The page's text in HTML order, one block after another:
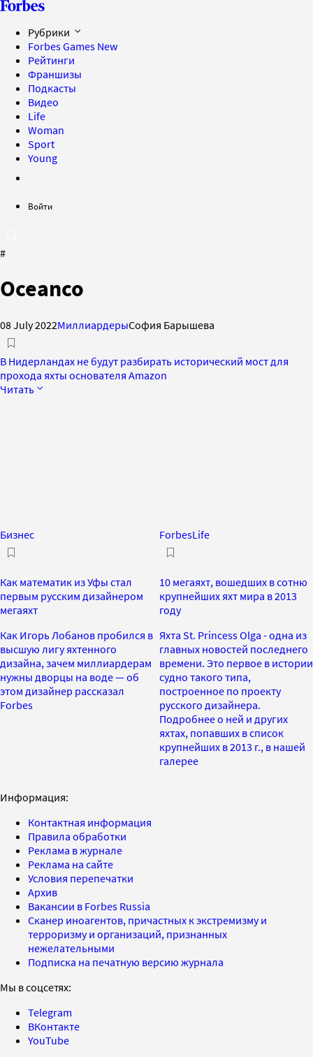
Рубрики
Forbes Games New
Рейтинги
Франшизы
Подкасты
Видео
Life
Woman
Sport
Young
Войти
#
Oceanco
08 July 2022МиллиардерыСофия Барышева
В Нидерландах не будут разбирать исторический мост для
прохода яхты основателя Amazon
Читать
Бизнес
Как математик из Уфы стал
первым русским дизайнером
мегаяхт
Как Игорь Лобанов пробился в
высшую лигу яхтенного
дизайна, зачем миллиардерам
нужны дворцы на воде — об
этом дизайнер рассказал
Forbes
ForbesLife
10 мегаяхт, вошедших в сотню
крупнейших яхт мира в 2013
году
Яхта St. Princess Olga - одна из
главных новостей последнего
времени. Это первое в истории
судно такого типа,
построенное по проекту
русского дизайнера.
Подробнее о ней и других
яхтах, попавших в список
крупнейших в 2013 г., в нашей
галерее
Информация:
Контактная информация
Правила обработки
Реклама в журнале
Реклама на сайте
Условия перепечатки
Архив
Вакансии в Forbes Russia
Сканер иноагентов, причастных к экстремизму и
терроризму и организаций, признанных
нежелательными
Подписка на печатную версию журнала
Мы в соцсетях:
Telegram
ВКонтакте
YouTube